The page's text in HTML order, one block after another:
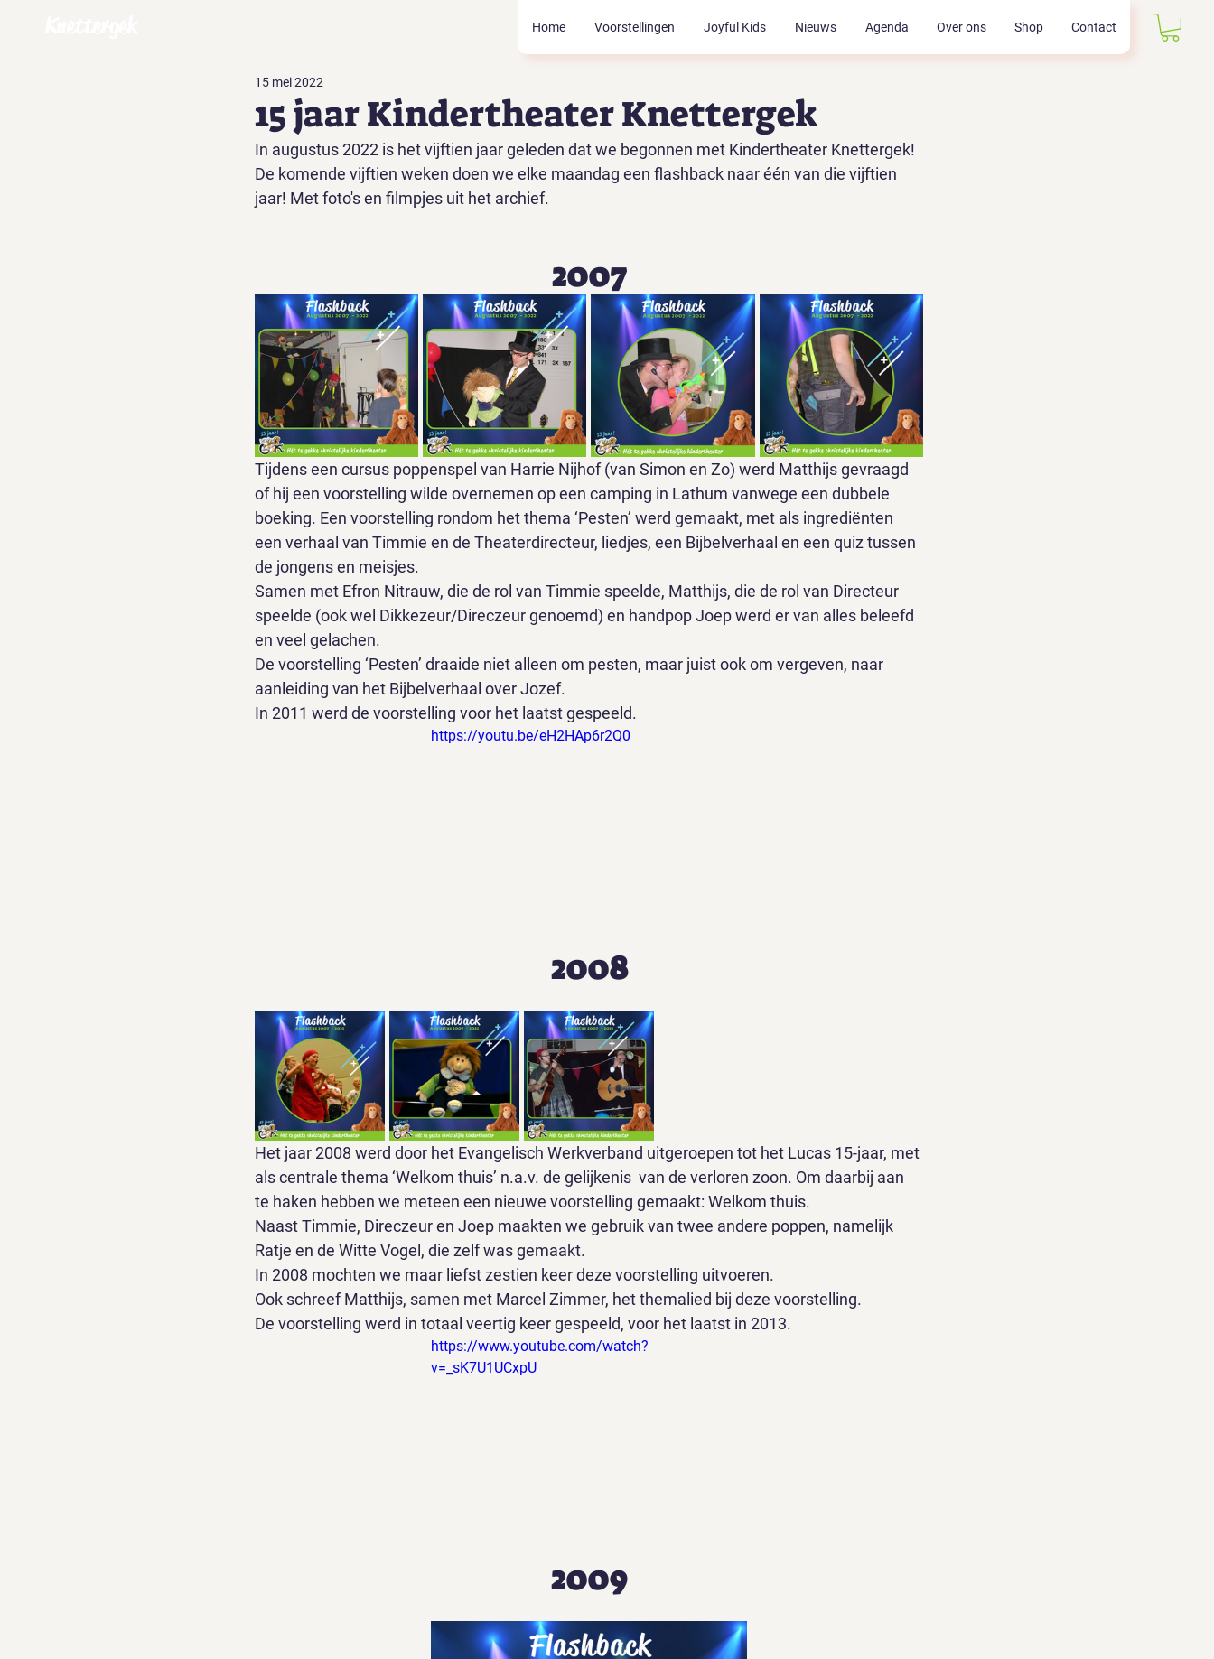
Home Voorstellingen Joyful Kids Nieuws Agenda Over ons Shop Contact
15 jaar Kindertheater Knettergek
15 mei 2022
In augustus 2022 is het vijftien jaar geleden dat we begonnen met Kindertheater Knettergek!
De komende vijftien weken doen we elke maandag een flashback naar één van die vijftien
jaar! Met foto's en filmpjes uit het archief.
2007
Tijdens een cursus poppenspel van Harrie Nijhof (van Simon en Zo) werd Matthijs gevraagd
of hij een voorstelling wilde overnemen op een camping in Lathum vanwege een dubbele
boeking. Een voorstelling rondom het thema ‘Pesten’ werd gemaakt, met als ingrediënten
een verhaal van Timmie en de Theaterdirecteur, liedjes, een Bijbelverhaal en een quiz tussen
de jongens en meisjes.
Samen met Efron Nitrauw, die de rol van Timmie speelde, Matthijs, die de rol van Directeur
speelde (ook wel Dikkezeur/Direczeur genoemd) en handpop Joep werd er van alles beleefd
en veel gelachen.
De voorstelling ‘Pesten’ draaide niet alleen om pesten, maar juist ook om vergeven, naar
aanleiding van het Bijbelverhaal over Jozef.
In 2011 werd de voorstelling voor het laatst gespeeld.
https://youtu.be/eH2HAp6r2Q0
2008
Het jaar 2008 werd door het Evangelisch Werkverband uitgeroepen tot het Lucas 15-jaar, met
als centrale thema ‘Welkom thuis’ n.a.v. de gelijkenis  van de verloren zoon. Om daarbij aan
te haken hebben we meteen een nieuwe voorstelling gemaakt: Welkom thuis.
Naast Timmie, Direczeur en Joep maakten we gebruik van twee andere poppen, namelijk
Ratje en de Witte Vogel, die zelf was gemaakt.
In 2008 mochten we maar liefst zestien keer deze voorstelling uitvoeren.
Ook schreef Matthijs, samen met Marcel Zimmer, het themalied bij deze voorstelling.
De voorstelling werd in totaal veertig keer gespeeld, voor het laatst in 2013.
https://www.youtube.com/watch?
v=_sK7U1UCxpU
2009